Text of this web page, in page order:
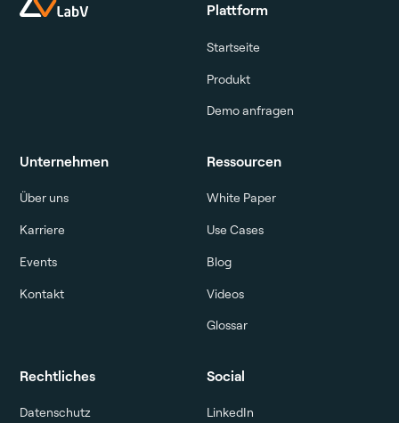
Plattform
Startseite
Produkt
Demo anfragen
Unternehmen
Über uns
Karriere
Events
Kontakt
Ressourcen
White Paper
Use Cases
Blog
Videos
Glossar
Rechtliches
Datenschutz
Social
LinkedIn